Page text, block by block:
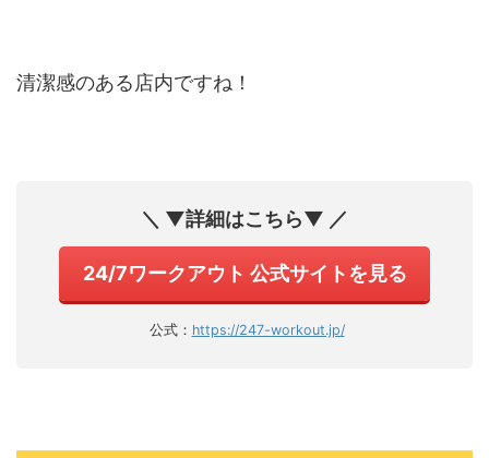
清潔感のある店内ですね！
＼ ▼詳細はこちら▼ ／
24/7ワークアウト 公式サイトを見る
公式： https://247-workout.jp/